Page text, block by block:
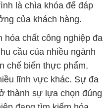
là chìa khóa để đáp
của khách hàng.
hóa chất công nghiệp đa
cầu của nhiều ngành
chế biến thực phẩm,
lĩnh vực khác. Sự đa
thành sự lựa chọn đúng